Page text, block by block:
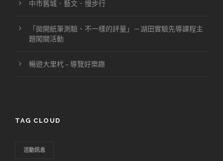
中市舊城．藝文．慢步行
「拋開紙筆測驗、不一樣的評量」－湖田實驗先導課程主
題闖關活動
暢遊大里杙 – 導覽好樂趣
TAG CLOUD
活動訊息